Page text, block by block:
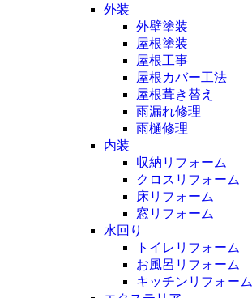
外装
外壁塗装
屋根塗装
屋根工事
屋根カバー工法
屋根葺き替え
雨漏れ修理
雨樋修理
内装
収納リフォーム
クロスリフォーム
床リフォーム
窓リフォーム
水回り
トイレリフォーム
お風呂リフォーム
キッチンリフォーム